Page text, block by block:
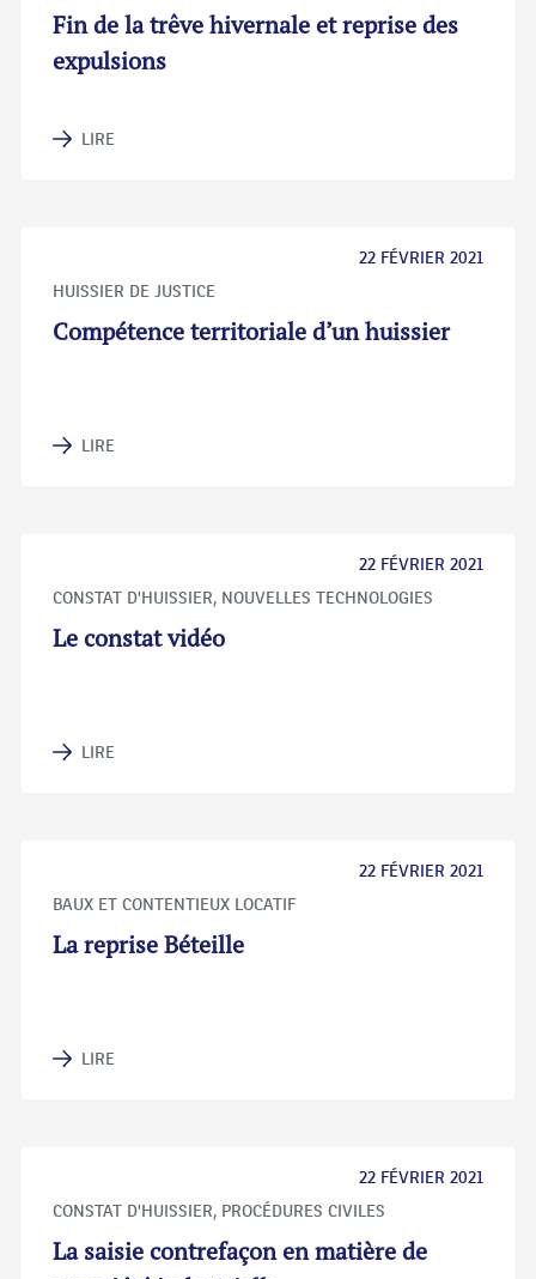
Fin de la trêve hivernale et reprise des
expulsions
LIRE
22 FÉVRIER 2021
HUISSIER DE JUSTICE
Compétence territoriale d’un huissier
LIRE
22 FÉVRIER 2021
CONSTAT D'HUISSIER, NOUVELLES TECHNOLOGIES
Le constat vidéo
LIRE
22 FÉVRIER 2021
BAUX ET CONTENTIEUX LOCATIF
La reprise Béteille
LIRE
22 FÉVRIER 2021
CONSTAT D'HUISSIER, PROCÉDURES CIVILES
La saisie contrefaçon en matière de